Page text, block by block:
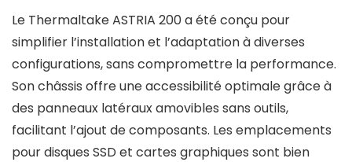
Le Thermaltake ASTRIA 200 a été conçu pour
simplifier l’installation et l’adaptation à diverses
configurations, sans compromettre la performance.
Son châssis offre une accessibilité optimale grâce à
des panneaux latéraux amovibles sans outils,
facilitant l’ajout de composants. Les emplacements
pour disques SSD et cartes graphiques sont bien